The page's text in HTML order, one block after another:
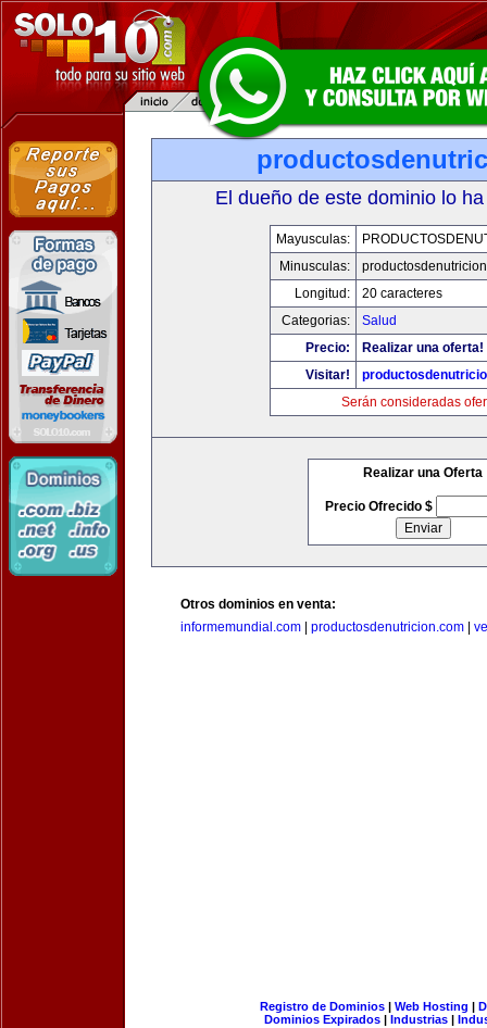
El dueño de este dominio lo
Mayusculas:
Minusculas:
Longitud:
20 caracteres
Categorias:
Salud
Precio:
Realizar una oferta!
Visitar!
Serán consideradas
Realizar una Oferta
Precio Ofrecido $
Otros dominios en venta:
informemundial.com
productosdenutricion.com
Registro de Dominios| Web Hosting |
Dominios Expirados | Industrias |